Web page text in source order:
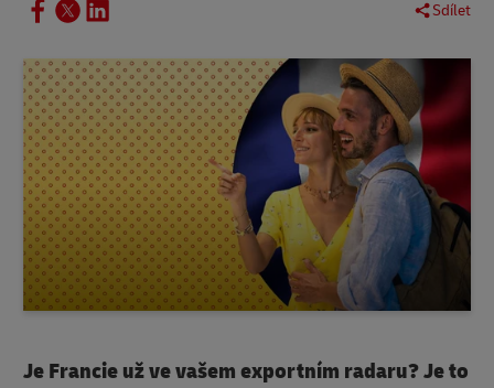
Sdílet
Je Francie už ve vašem exportním radaru? Je to